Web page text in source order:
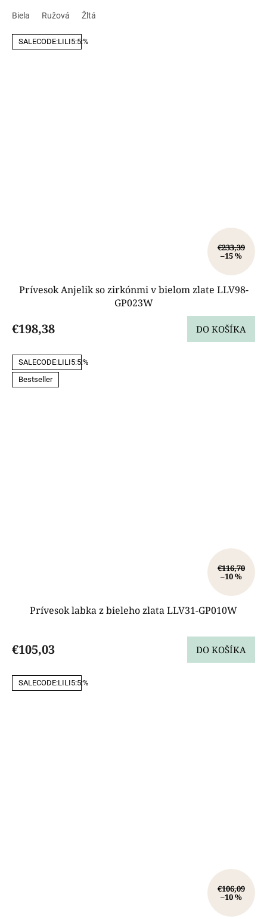
Biela Ružová Žltá
SALECODE:LILI5:5:%
€233,39
–15 %
Prívesok Anjelik so zirkónmi v bielom zlate LLV98-
GP023W
€198,38 DO KOŠÍKA
SALECODE:LILI5:5:%
Bestseller
€116,70
–10 %
Prívesok labka z bieleho zlata LLV31-GP010W
€105,03 DO KOŠÍKA
SALECODE:LILI5:5:%
€106,09
–10 %